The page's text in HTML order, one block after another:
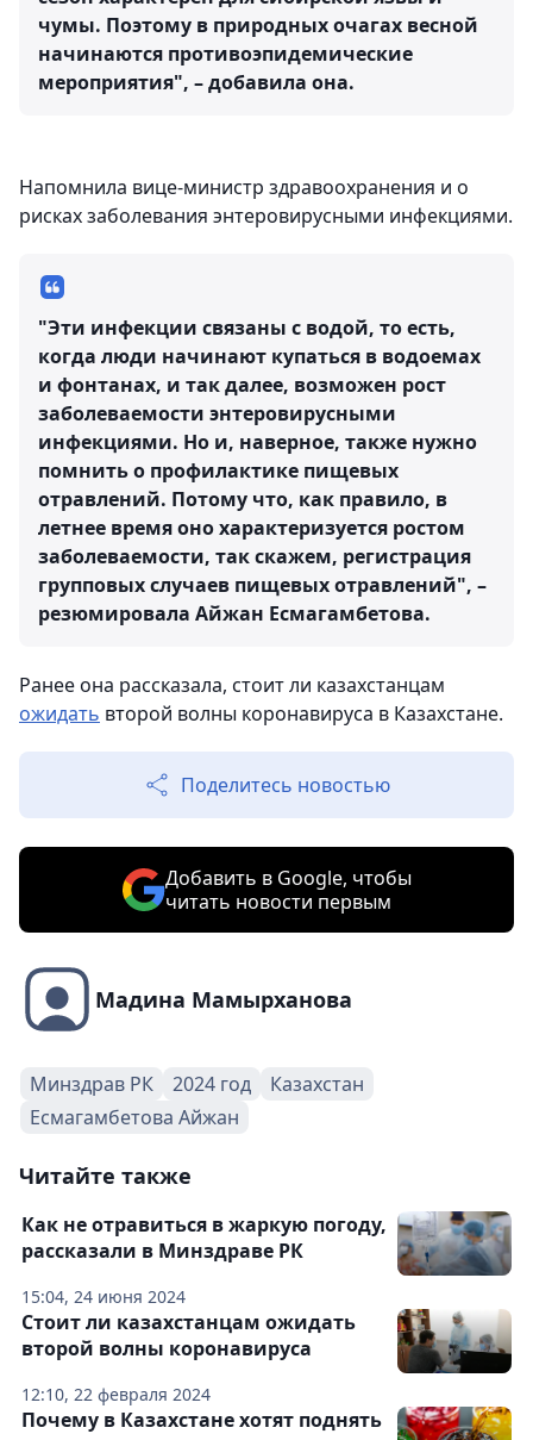
чумы. Поэтому в природных очагах весной
начинаются противоэпидемические
мероприятия", – добавила она.
Напомнила вице-министр здравоохранения и о
рисках заболевания энтеровирусными инфекциями.
"Эти инфекции связаны с водой, то есть,
когда люди начинают купаться в водоемах
и фонтанах, и так далее, возможен рост
заболеваемости энтеровирусными
инфекциями. Но и, наверное, также нужно
помнить о профилактике пищевых
отравлений. Потому что, как правило, в
летнее время оно характеризуется ростом
заболеваемости, так скажем, регистрация
групповых случаев пищевых отравлений", –
резюмировала Айжан Есмагамбетова.
Ранее она рассказала, стоит ли казахстанцам
ожидать второй волны коронавируса в Казахстане.
Поделитесь новостью
Добавить в Google, чтобы
читать новости первым
Мадина Мамырханова
Минздрав РК 2024 год
Казахстан
Есмагамбетова Айжан
Читайте также
15:04, 24 июня 2024
Как не отравиться в жаркую погоду,
рассказали в Минздраве РК
12:10, 22 февраля 2024
Стоит ли казахстанцам ожидать
второй волны коронавируса
Почему в Казахстане хотят поднять